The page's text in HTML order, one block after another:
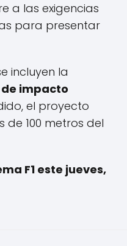
a las exigencias
para presentar
incluyen la
impacto
el proyecto
100 metros del
F1 este jueves,